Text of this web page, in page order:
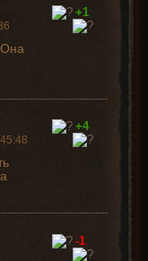
Она
+1
+4
-1